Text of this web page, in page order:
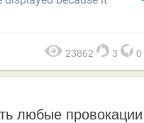
23862 3 0
любые